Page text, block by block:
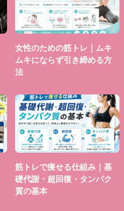
女性のための筋トレ｜ムキ
ムキにならず引き締める方
法
筋トレで痩せる仕組み｜基
礎代謝・超回復・タンパク
質の基本